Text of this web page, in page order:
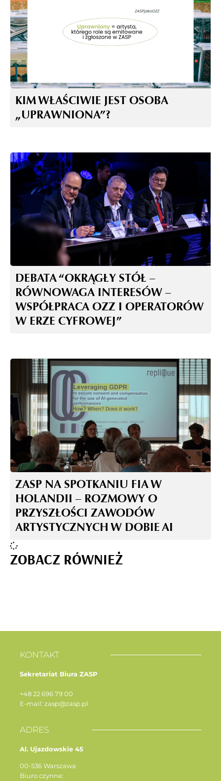
ZOBACZ RÓWNIEŻ
KIM WŁAŚCIWIE JEST OSOBA
„UPRAWNIONA”?
DEBATA “OKRĄGŁY STÓŁ –
RÓWNOWAGA INTERESÓW –
WSPÓŁPRACA OZZ I OPERATORÓW
W ERZE CYFROWEJ”
ZASP NA SPOTKANIU FIA W
HOLANDII – ROZMOWY O
PRZYSZŁOŚCI ZAWODÓW
ARTYSTYCZNYCH W DOBIE AI
KONTAKT
Sekretariat Biura ZASP
+48 22 696 79 00
E-mail: zasp@zasp.pl
ADRES
Al. Ujazdowskie 45
00-536 Warszawa
Biuro czynne: